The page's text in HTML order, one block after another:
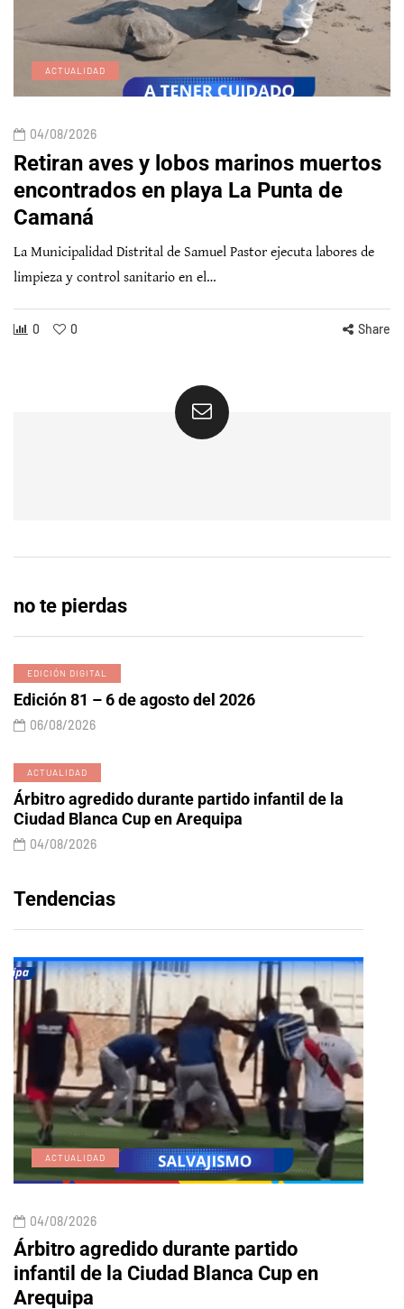
ACTUALIDAD
04/08/2026
Retiran aves y lobos marinos muertos
encontrados en playa La Punta de
Camaná
La Municipalidad Distrital de Samuel Pastor ejecuta labores de
limpieza y control sanitario en el…
0 0 Share
no te pierdas
EDICIÓN DIGITAL
Edición 81 – 6 de agosto del 2026
06/08/2026
ACTUALIDAD
Árbitro agredido durante partido infantil de la
Ciudad Blanca Cup en Arequipa
04/08/2026
Tendencias
ACTUALIDAD
04/08/2026
Árbitro agredido durante partido
infantil de la Ciudad Blanca Cup en
Arequipa